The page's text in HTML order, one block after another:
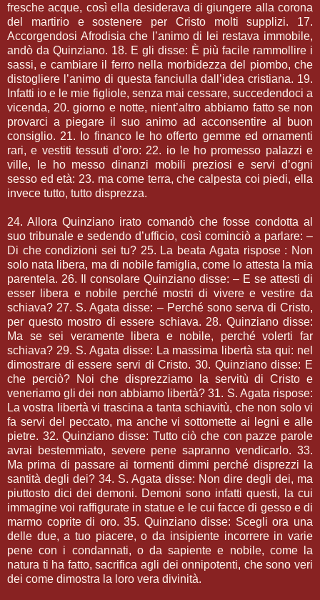
fresche acque, così ella desiderava di giungere alla corona
del martirio e sostenere per Cristo molti supplizi. 17.
Accorgendosi Afrodisia che l’animo di lei restava immobile,
andò da Quinziano. 18. E gli disse: È più facile rammollire i
sassi, e cambiare il ferro nella morbidezza del piombo, che
distogliere l’animo di questa fanciulla dall’idea cristiana. 19.
Infatti io e le mie figliole, senza mai cessare, succedendoci a
vicenda, 20. giorno e notte, nient’altro abbiamo fatto se non
provarci a piegare il suo animo ad acconsentire al buon
consiglio. 21. Io financo le ho offerto gemme ed ornamenti
rari, e vestiti tessuti d’oro: 22. io le ho promesso palazzi e
ville, le ho messo dinanzi mobili preziosi e servi d’ogni
sesso ed età: 23. ma come terra, che calpesta coi piedi, ella
invece tutto, tutto disprezza.
24. Allora Quinziano irato comandò che fosse condotta al
suo tribunale e sedendo d’ufficio, così cominciò a parlare: –
Di che condizioni sei tu? 25. La beata Agata rispose : Non
solo nata libera, ma di nobile famiglia, come lo attesta la mia
parentela. 26. Il consolare Quinziano disse: – E se attesti di
esser libera e nobile perché mostri di vivere e vestire da
schiava? 27. S. Agata disse: – Perché sono serva di Cristo,
per questo mostro di essere schiava. 28. Quinziano disse:
Ma se sei veramente libera e nobile, perché volerti far
schiava? 29. S. Agata disse: La massima libertà sta qui: nel
dimostrare di essere servi di Cristo. 30. Quinziano disse: E
che perciò? Noi che disprezziamo la servitù di Cristo e
veneriamo gli dei non abbiamo libertà? 31. S. Agata rispose:
La vostra libertà vi trascina a tanta schiavitù, che non solo vi
fa servi del peccato, ma anche vi sottomette ai legni e alle
pietre. 32. Quinziano disse: Tutto ciò che con pazze parole
avrai bestemmiato, severe pene sapranno vendicarlo. 33.
Ma prima di passare ai tormenti dimmi perché disprezzi la
santità degli dei? 34. S. Agata disse: Non dire degli dei, ma
piuttosto dici dei demoni. Demoni sono infatti questi, la cui
immagine voi raffigurate in statue e le cui facce di gesso e di
marmo coprite di oro. 35. Quinziano disse: Scegli ora una
delle due, a tuo piacere, o da insipiente incorrere in varie
pene con i condannati, o da sapiente e nobile, come la
natura ti ha fatto, sacrifica agli dei onnipotenti, che sono veri
dei come dimostra la loro vera divinità.